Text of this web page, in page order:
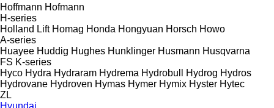
Hoffmann Hofmann
H-series
Holland Lift Homag Honda Hongyuan Horsch Howo
A-series
Huayee Huddig Hughes Hunklinger Husmann Husqvarna
FS K-series
Hyco Hydra Hydraram Hydrema Hydrobull Hydrog Hydros
Hydrovane Hydroven Hymas Hymer Hymix Hyster Hytec
ZL
Hyundai